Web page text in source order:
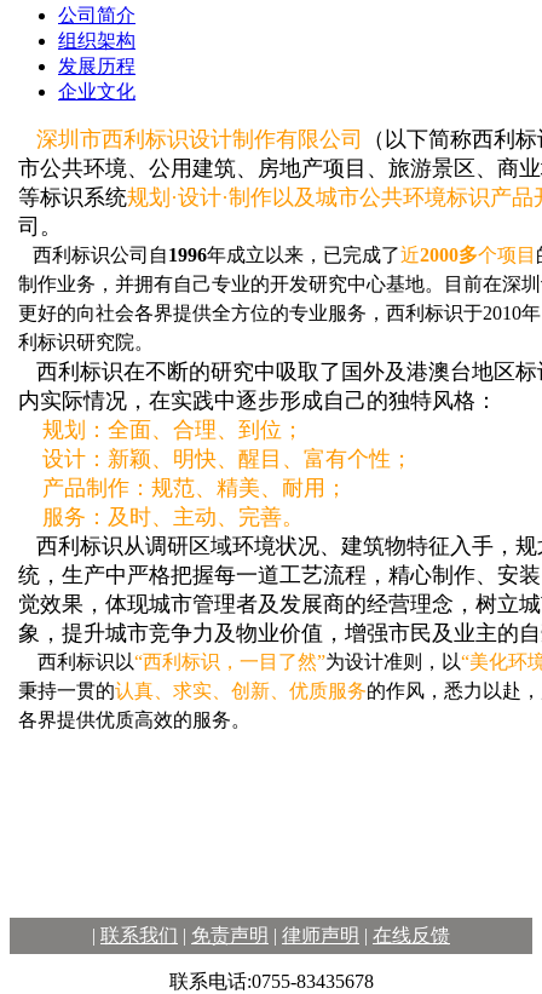
公司简介
组织架构
发展历程
企业文化
深圳市西利标识设计制作有限公司
（以下简称西利
市公共环境、公用建筑、房地产项目、旅游景区、商
等标识系统规划·设计·制作以及城市公共环境标识产品
司。
西利标识公司自1996年成立以来，已完成了近2000多个项目
制作业务，并拥有自己专业的开发研究中心基地。目前在深
更好的向社会各界提供全方位的专业服务，西利标识于2010
利标识研究院。
西利标识在不断的研究中吸取了国外及港澳台地区
内实际情况，在实践中逐步形成自己的独特风格：
规划：全面、合理、到位；
设计：新颖、明快、醒目、富有个性；
产品制作：规范、精美、耐用；
服务：及时、主动、完善。
西利标识从调研区域环境状况、建筑物特征入手，
统，生产中严格把握每一道工艺流程，精心制作、安
觉效果，体现城市管理者及发展商的经营理念，树立
象，提升城市竞争力及物业价值，增强市民及业主的
西利标识以“西利标识，一目了然”为设计准则，以“美化环
秉持一贯的认真、求实、创新、优质服务的作风，悉力以赴
各界提供优质高效的服务。
| 联系我们 | 免责声明 | 律师声明 | 在线反馈
联系电话:0755-83435678